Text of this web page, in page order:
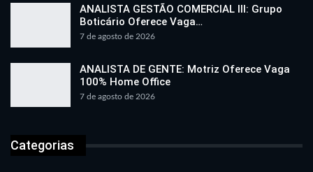
ANALISTA GESTÃO COMERCIAL III: Grupo
Boticário Oferece Vaga…
7 de agosto de 2026
ANALISTA DE GENTE: Motriz Oferece Vaga
100% Home Office
7 de agosto de 2026
Categorias